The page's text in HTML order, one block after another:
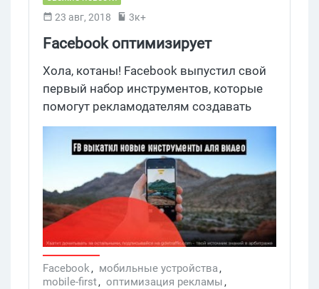
23 авг, 2018 3к+
Facebook оптимизирует
видеообъявления под
мобильные устройства
Хола, котаны! Facebook выпустил свой
первый набор инструментов, которые
помогут рекламодателям создавать
видеообъявления, оптимизированные
под мобильные устройства.
Facebook, мобильные устройства,
mobile-first, оптимизация рекламы,